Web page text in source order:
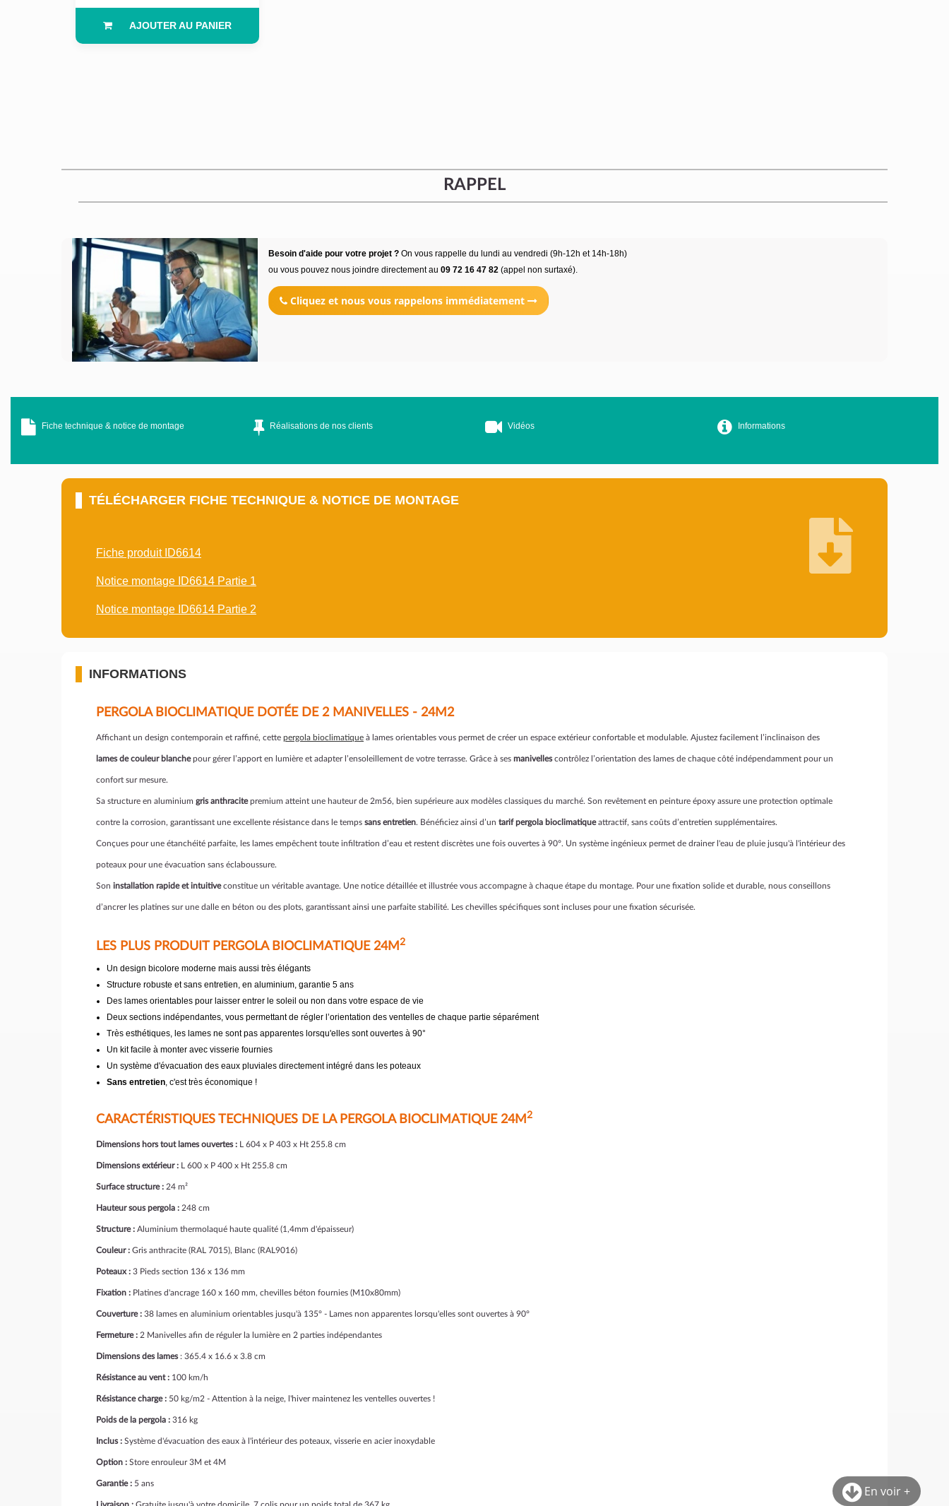
AJOUTER AU PANIER
RAPPEL
Besoin d'aide pour votre projet ?On vous rappelle du lundi au vendredi (9h-12h et 14h-18h)
ou vous pouvez nous joindre directement au 09 72 16 47 82(appel non surtaxé).
Cliquez et nous vous rappelons immédiatement
En voir +
Fiche technique & notice de montage Réalisations de nos clients Vidéos Informations
TÉLÉCHARGER FICHE TECHNIQUE & NOTICE DE MONTAGE
Fiche produit ID6614
Notice montage ID6614 Partie 1
Notice montage ID6614 Partie 2
INFORMATIONS
PERGOLA BIOCLIMATIQUE DOTÉE DE 2 MANIVELLES - 24M2
Affichant un design contemporain et raffiné, cette pergola bioclimatique à lames orientables vous permet de créer un espace extérieur confortable et modulable. Ajustez facilement l’inclinaison des
lames de couleurblanchepour gérer l’apport en lumière et adapter l’ensoleillement de votre terrasse. Grâce à ses manivellescontrôlez l’orientation des lames de chaque côté indépendamment pour un
confort sur mesure.
Sa structure en aluminium gris anthracitepremium atteint une hauteur de 2m56, bien supérieure aux modèles classiques du marché. Son revêtement en peinture époxy assure une protection optimale
contre la corrosion, garantissant une excellente résistance dans le temps sans entretien. Bénéficiez ainsi d’un tarif pergola bioclimatiqueattractif, sans coûts d’entretien supplémentaires.
Conçues pour une étanchéité parfaite, les lames empêchent toute infiltration d’eau et restent discrètes une fois ouvertes à 90°. Un système ingénieux permet de drainer l'eau de pluie jusqu'à l'intérieur des
poteaux pour une évacuation sans éclaboussure.
Son installation rapide et intuitiveconstitue un véritable avantage. Une notice détaillée et illustrée vous accompagne à chaque étape du montage. Pour une fixation solide et durable, nous conseillons
d’ancrer les platines sur une dalle en béton ou des plots, garantissant ainsi une parfaite stabilité. Les chevilles spécifiques sont incluses pour une fixation sécurisée.
LES PLUS PRODUIT PERGOLA BIOCLIMATIQUE 24M 2
Un design bicolore moderne mais aussi très élégants
Structure robuste et sans entretien, en aluminium, garantie 5 ans
Des lames orientables pour laisser entrer le soleil ou non dans votre espace de vie
Deux sections indépendantes, vous permettant de régler l’orientation des ventelles de chaque partie séparément
Très esthétiques, les lames ne sont pas apparentes lorsqu'elles sont ouvertes à 90°
Un kit facile à monter avec visserie fournies
Un système d'évacuation des eaux pluviales directement intégré dans les poteaux
Sans entretien, c'est très économique !
CARACTÉRISTIQUES TECHNIQUES DE LA PERGOLA BIOCLIMATIQUE 24M 2
Dimensions hors tout lames ouvertes : L 604 x P 403 x Ht 255.8 cm
Dimensions extérieur : L 600 x P 400 x Ht 255.8 cm
Surface structure : 24 m²
Hauteur sous pergola : 248 cm
Structure : Aluminium thermolaqué haute qualité (1,4mm d'épaisseur)
Couleur : Gris anthracite (RAL 7015), Blanc (RAL9016)
Poteaux : 3 Pieds section 136 x 136 mm
Fixation : Platines d'ancrage 160 x 160 mm, chevilles béton fournies (M10x80mm)
Couverture : 38 lames en aluminium orientables jusqu'à 135° - Lames non apparentes lorsqu'elles sont ouvertes à 90°
Fermeture : 2 Manivelles afin de réguler la lumière en 2 parties indépendantes
Dimensions des lames: 365.4 x 16.6 x 3.8 cm
Résistance au vent : 100 km/h
Résistance charge : 50 kg/m2 - Attention à la neige, l'hiver maintenez les ventelles ouvertes !
Poids de la pergola : 316 kg
Inclus : Système d'évacuation des eaux à l'intérieur des poteaux, visserie en acier inoxydable
Option : Store enrouleur 3M et 4M
Garantie : 5 ans